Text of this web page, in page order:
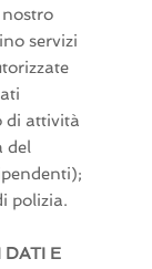
servizi
di attività
del
polizia.
DATI E